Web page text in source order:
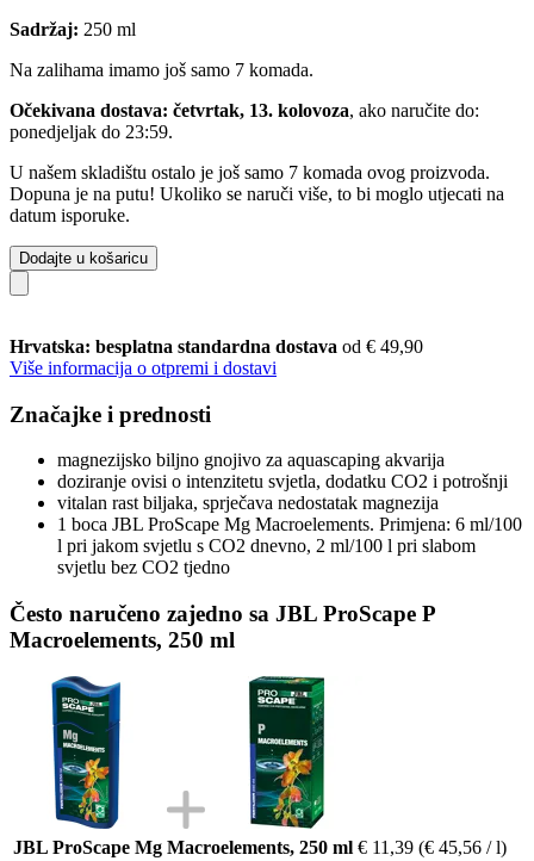
Sadržaj: 250 ml
Na zalihama imamo još samo 7 komada.
Očekivana dostava: četvrtak, 13. kolovoza, ako naručite do:
ponedjeljak do 23:59.
U našem skladištu ostalo je još samo 7 komada ovog proizvoda.
Dopuna je na putu! Ukoliko se naruči više, to bi moglo utjecati na
datum isporuke.
Dodajte u košaricu
Hrvatska: besplatna standardna dostava od € 49,90
Više informacija o otpremi i dostavi
Značajke i prednosti
magnezijsko biljno gnojivo za aquascaping akvarija
doziranje ovisi o intenzitetu svjetla, dodatku CO2 i potrošnji
vitalan rast biljaka, sprječava nedostatak magnezija
1 boca JBL ProScape Mg Macroelements. Primjena: 6 ml/100
l pri jakom svjetlu s CO2 dnevno, 2 ml/100 l pri slabom
svjetlu bez CO2 tjedno
Često naručeno zajedno sa JBL ProScape P
Macroelements, 250 ml
JBL ProScape Mg Macroelements, 250 ml € 11,39 (€ 45,56 / l)